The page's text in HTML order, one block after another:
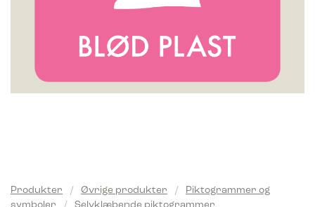
Produkter / Øvrige produkter /
Piktogrammer og